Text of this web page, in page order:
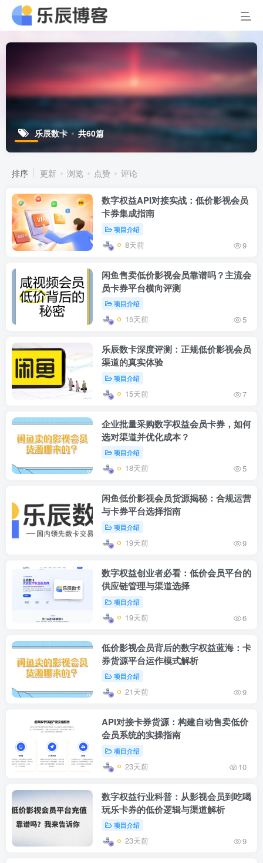
乐辰数卡 共60篇
排序 更新 浏览 点赞 评论
数字权益API对接实战：低价影视会员
卡券集成指南
项目介绍
8天前 9
闲鱼售卖低价影视会员靠谱吗？主流会
员卡券平台横向评测
项目介绍
15天前 5
乐辰数卡深度评测：正规低价影视会员
渠道的真实体验
项目介绍
15天前 7
企业批量采购数字权益会员卡券，如何
选对渠道并优化成本？
项目介绍
18天前 5
闲鱼低价影视会员货源揭秘：合规运营
与卡券平台选择指南
项目介绍
19天前 9
数字权益创业者必看：低价会员平台的
供应链管理与渠道选择
项目介绍
19天前 6
低价影视会员背后的数字权益蓝海：卡
券货源平台运作模式解析
项目介绍
21天前 9
API对接卡券货源：构建自动售卖低价
会员系统的实操指南
项目介绍
23天前 10
数字权益行业科普：从影视会员到吃喝
玩乐卡券的低价逻辑与渠道解析
项目介绍
23天前 9